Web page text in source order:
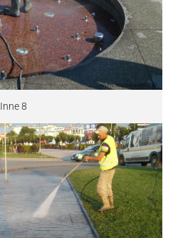
Inne 8